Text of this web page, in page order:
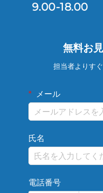
9.00-18.00
無料お
担当者よりす
メール
氏名
電話番号